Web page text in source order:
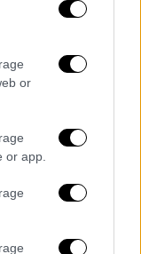
or
or app.